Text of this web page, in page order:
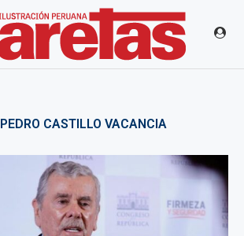
PEDRO CASTILLO VACANCIA